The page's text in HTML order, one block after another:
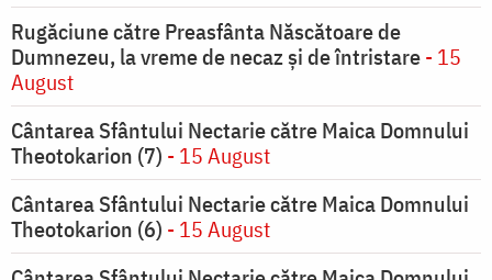
Rugăciune către Preasfânta Născătoare de
Dumnezeu, la vreme de necaz şi de întristare- 15
August
Cântarea Sfântului Nectarie către Maica Domnului
Theotokarion (7) - 15 August
Cântarea Sfântului Nectarie către Maica Domnului
Theotokarion (6) - 15 August